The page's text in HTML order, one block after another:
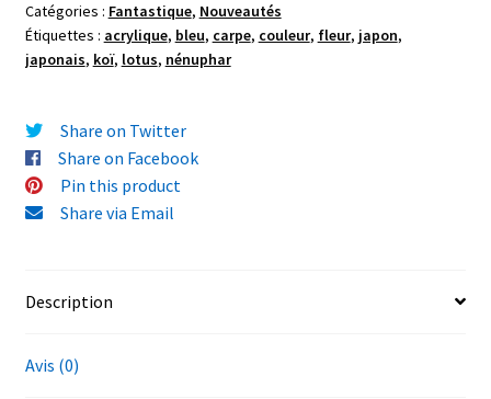
(bassin
de
carpes
peinture
acrylique
sur
papier
Catégories : Fantastique, Nouveautés
Étiquettes : acrylique, bleu, carpe, couleur, fleur, japon,
japonais, koï, lotus, nénuphar
Share on Twitter
Share on Facebook
Pin this product
Share via Email
Description
Avis (0)